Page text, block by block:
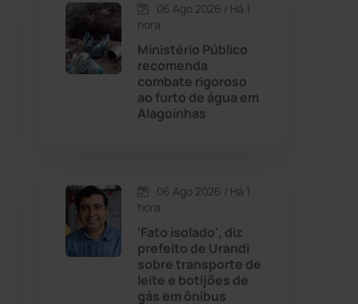
Cordeiros
Dom Basílio
Érico Cardoso
Esportes (522)
06 Ago 2026 / Há 1
hora
Ministério Público
recomenda
combate rigoroso
ao furto de água em
Alagoinhas
06 Ago 2026 / Há 1
hora
'Fato isolado', diz
prefeito de Urandi
sobre transporte de
leite e botijões de
gás em ônibus